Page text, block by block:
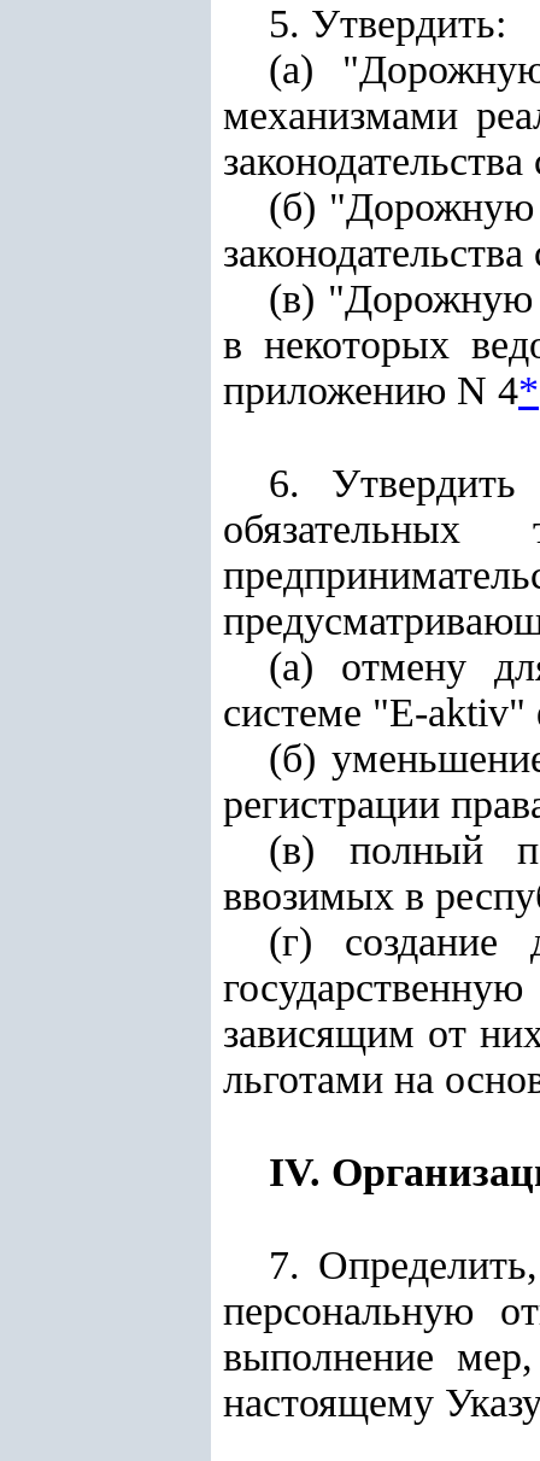
5. Утвердить:
(а)
механизмами
(б) "Дорожную
(в) "Дорожную
в некоторых
приложению N 4*
6.
(а) отмену
системе "E-
(б)
регистрации
(в) полный
ввозимых в
(г) создание
зависящим от
льготами на
IV.
7.
персональную
выполнение
настоящему